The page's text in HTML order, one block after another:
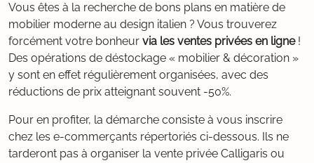
Vous êtes à la recherche de bons plans en matière de
mobilier moderne au design italien ? Vous trouverez
forcément votre bonheur via les ventes privées en ligne!
Des opérations de déstockage « mobilier & décoration »
y sont en effet régulièrement organisées, avec des
réductions de prix atteignant souvent -50%.
Pour en profiter, la démarche consiste à vous inscrire
chez les e-commerçants répertoriés ci-dessous. Ils ne
tarderont pas à organiser la vente privée Calligaris ou